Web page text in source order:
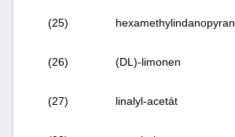
(25) hexamethylindanopyran
(26) (DL)-limonen
(27) linalyl-acetát